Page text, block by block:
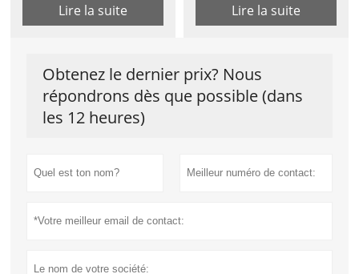
Lire la suite
Lire la suite
Obtenez le dernier prix? Nous
répondrons dès que possible (dans
les 12 heures)